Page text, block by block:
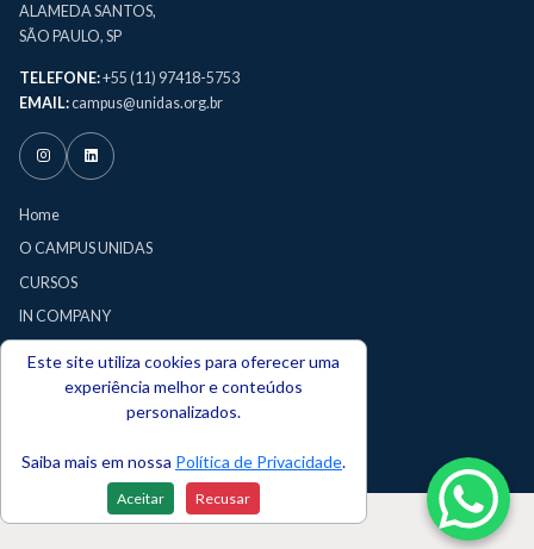
ALAMEDA SANTOS,
SÃO PAULO, SP
TELEFONE:+55 (11) 97418-5753
EMAIL:campus@unidas.org.br
Home
O CAMPUS UNIDAS
CURSOS
IN COMPANY
PRÊMIO UNIDAS
TERMOS DE USO
POLÍTICA DE PRIVACIDADE
Este site utiliza cookies para oferecer uma
experiência melhor e conteúdos
personalizados.
Saiba mais em nossa Política de Privacidade.
Aceitar Recusar